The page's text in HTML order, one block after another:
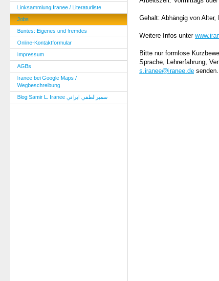
Linksammlung Iranee / Literaturliste
Jobs
Buntes: Eigenes und fremdes
Online-Kontaktformular
Impressum
AGBs
Iranee bei Google Maps /
Wegbeschreibung
Blog Samir L. Iranee سمير لطفي ايراني
Gehalt: Abhängig von
Weitere Infos unter
Bitte nur formlose
Sprache, Lehrerfahrung,
s.iranee@iranee.de